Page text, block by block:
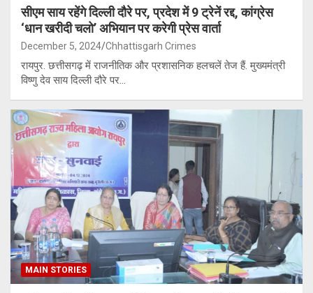
सीएम साय रहेंगे दिल्ली दौरे पर, प्रदेश में 9 ट्रेनें रद्द, कांग्रेस
‘धान खरीदी चलो’ अभियान पर करेगी प्रेस वार्ता
December 5, 2024 Chhattisgarh Crimes
रायपुर. छत्तीसगढ़ में राजनीतिक और प्रशासनिक हलचलें तेज हैं. मुख्यमंत्री
विष्णु देव साय दिल्ली दौरे पर…
MAIN STORIES